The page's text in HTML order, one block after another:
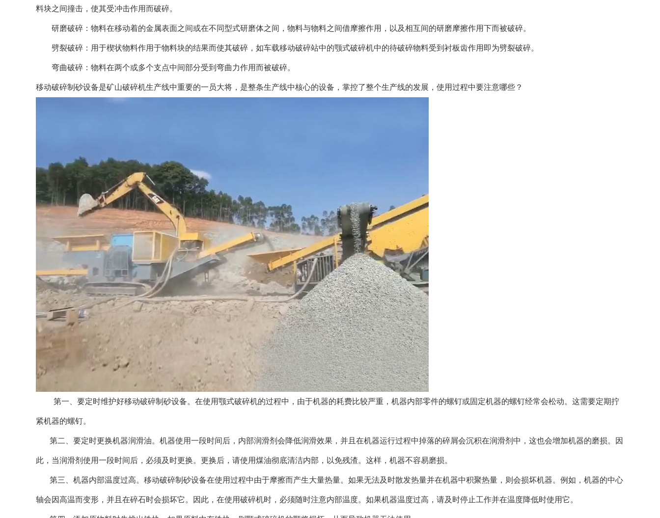
料块之间撞击，使其受冲击作用而破碎。
研磨破碎：物料在移动着的金属表面之间或在不同型式研磨体之间，物料与物料之间借摩擦作用，以及相互间的研磨摩擦作用下而被破碎。
劈裂破碎：用于楔状物料作用于物料块的结果而使其破碎，如车载移动破碎站中的颚式破碎机中的待破碎物料受到衬板齿作用即为劈裂破碎。
弯曲破碎：物料在两个或多个支点中间部分受到弯曲力作用而被破碎。
移动破碎制砂设备是矿山破碎机生产线中重要的一员大将，是整条生产线中核心的设备，掌控了整个生产线的发展，使用过程中要注意哪些？
第一、要定时维护好移动破碎制砂设备。在使用颚式破碎机的过程中，由于机器的耗费比较严重，机器内部零件的螺钉或固定机器的螺钉经常会松动。这需要定期拧
紧机器的螺钉。
第二、要定时更换机器润滑油。机器使用一段时间后，内部润滑剂会降低润滑效果，并且在机器运行过程中掉落的碎屑会沉积在润滑剂中，这也会增加机器的磨损。因
此，当润滑剂使用一段时间后，必须及时更换。更换后，请使用煤油彻底清洁内部，以免残渣。这样，机器不容易磨损。
第三、机器内部温度过高。移动破碎制砂设备在使用过程中由于摩擦而产生大量热量。如果无法及时散发热量并在机器中积聚热量，则会损坏机器。例如，机器的中心
轴会因高温而变形，并且在碎石时会损坏它。因此，在使用破碎机时，必须随时注意内部温度。如果机器温度过高，请及时停止工作并在温度降低时使用它。